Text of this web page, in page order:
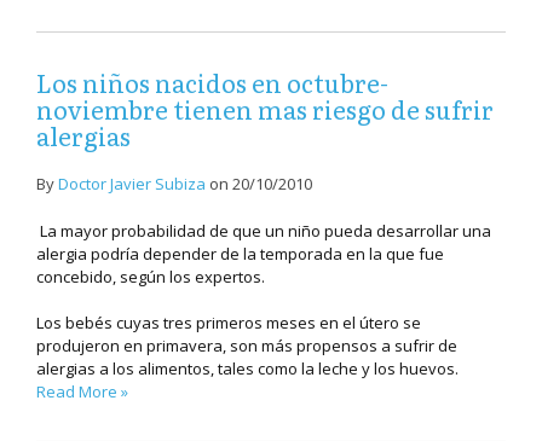
Los niños nacidos en octubre-
noviembre tienen mas riesgo de sufrir
alergias
ByDoctor Javier Subiza on 20/10/2010
La mayor probabilidad de que un niño pueda desarrollar una
alergia podría depender de la temporada en la que fue
concebido, según los expertos.
Los bebés cuyas tres primeros meses en el útero se
produjeron en primavera, son más propensos a sufrir de
alergias a los alimentos, tales como la leche y los huevos.
Read More »